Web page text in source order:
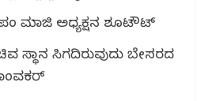
ಮಾಜಿ ಅಧ್ಯಕ್ಷನ ಶೂಟೌಟ್
ಸ್ಥಾನ ಸಿಗದಿರುವುದು ಬೇಸರದ